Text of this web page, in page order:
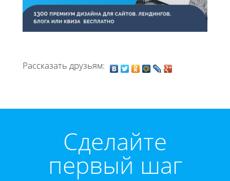
Рассказать друзьям:
Cделайте
первый шаг